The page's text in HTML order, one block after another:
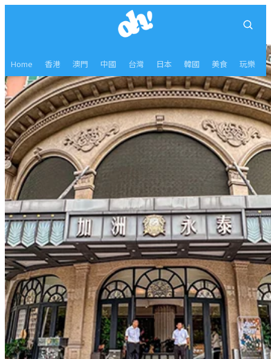
Home 香港 澳門 中國 台灣 日本 韓國 美食 玩樂